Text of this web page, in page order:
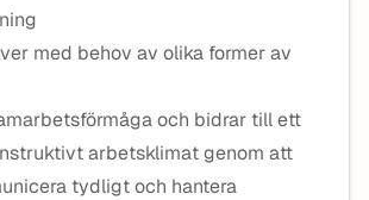
med behov av olika former av
och bidrar till ett
arbetsklimat genom att
tydligt och hantera